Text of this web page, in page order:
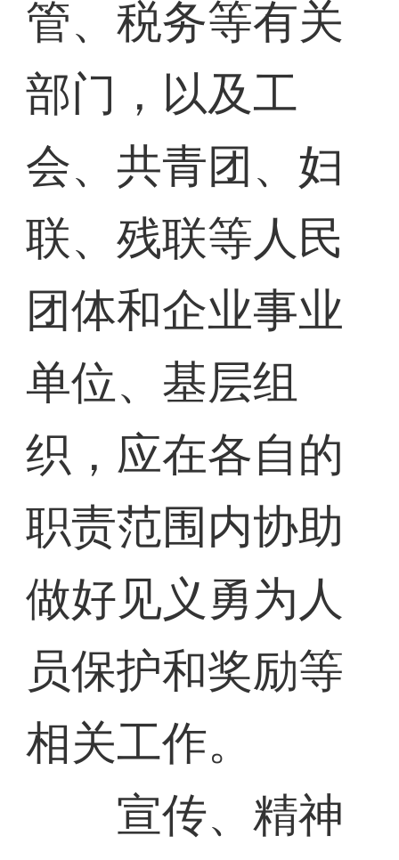
管、税务等有关
部门，以及工
会、共青团、妇
联、残联等人民
团体和企业事业
单位、基层组
织，应在各自的
职责范围内协助
做好见义勇为人
员保护和奖励等
相关工作。
宣传、精神